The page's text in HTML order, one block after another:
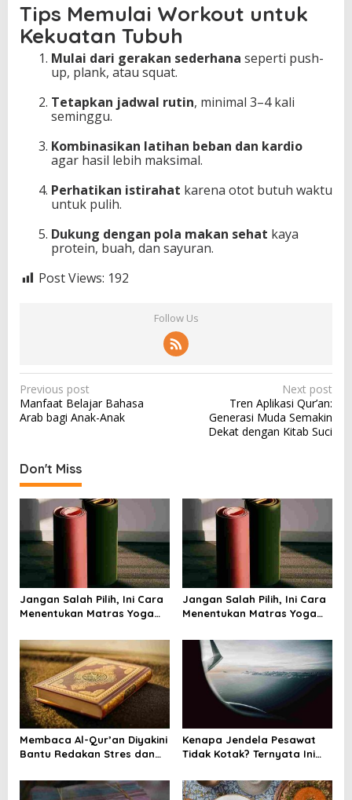
Tips Memulai Workout untuk
Kekuatan Tubuh
Mulai dari gerakan sederhana seperti push-
up, plank, atau squat.
Tetapkan jadwal rutin, minimal 3–4 kali
seminggu.
Kombinasikan latihan beban dan kardio
agar hasil lebih maksimal.
Perhatikan istirahat karena otot butuh waktu
untuk pulih.
Dukung dengan pola makan sehat kaya
protein, buah, dan sayuran.
Post Views: 192
Follow Us
P
o
n
a
i
g
a
t
o
n
Previous post
Manfaat Belajar Bahasa
Arab bagi Anak-Anak
Next post
Tren Aplikasi Qur’an:
Generasi Muda Semakin
Dekat dengan Kitab Suci
Don't Miss
Jangan Salah Pilih, Ini Cara
Menentukan Matras Yoga
Jangan Salah Pilih, Ini Cara
Menentukan Matras Yoga
Membaca Al-Qur’an Diyakini
Bantu Redakan Stres dan
Kenapa Jendela Pesawat
Tidak Kotak? Ternyata Ini